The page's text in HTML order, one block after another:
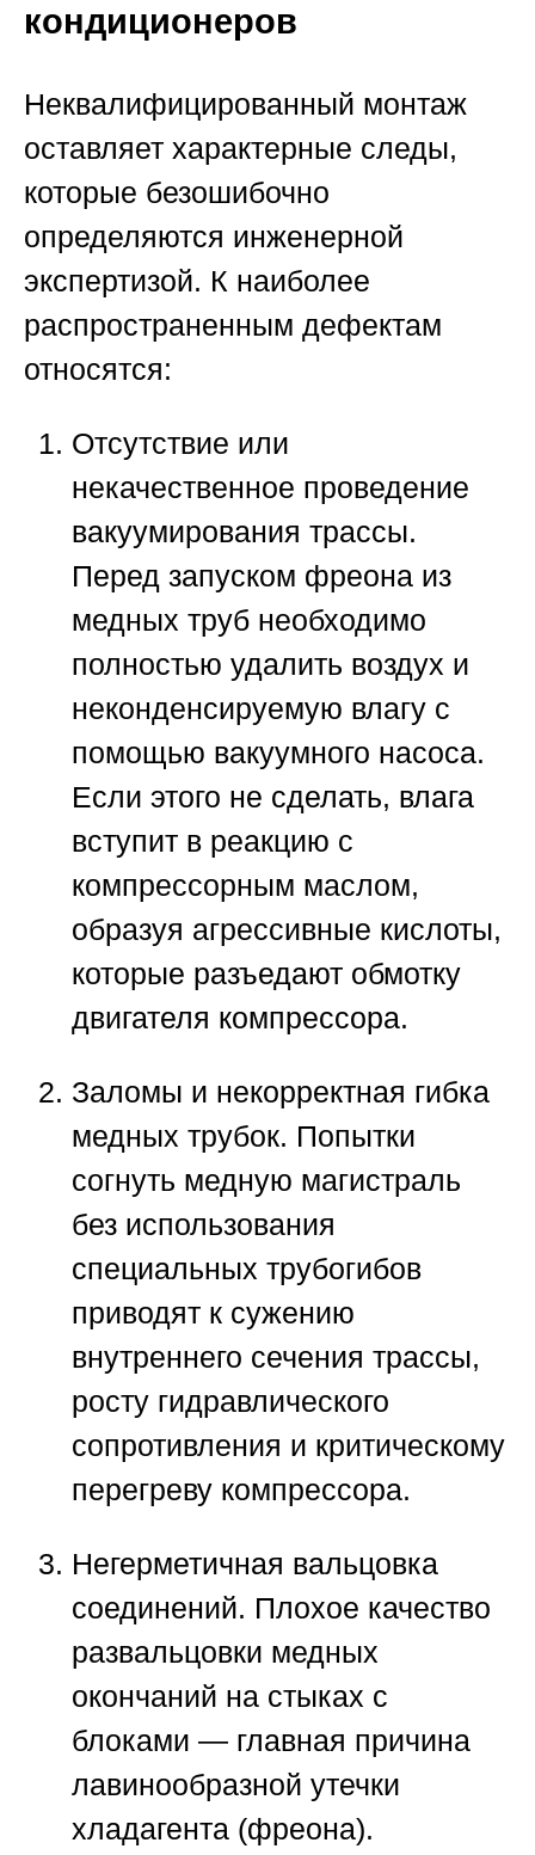
кондиционеров
Неквалифицированный монтаж
оставляет характерные следы,
которые безошибочно
определяются инженерной
экспертизой. К наиболее
распространенным дефектам
относятся:
Отсутствие или
некачественное проведение
вакуумирования трассы.
Перед запуском фреона из
медных труб необходимо
полностью удалить воздух и
неконденсируемую влагу с
помощью вакуумного насоса.
Если этого не сделать, влага
вступит в реакцию с
компрессорным маслом,
образуя агрессивные кислоты,
которые разъедают обмотку
двигателя компрессора.
Заломы и некорректная гибка
медных трубок. Попытки
согнуть медную магистраль
без использования
специальных трубогибов
приводят к сужению
внутреннего сечения трассы,
росту гидравлического
сопротивления и критическому
перегреву компрессора.
Негерметичная вальцовка
соединений. Плохое качество
развальцовки медных
окончаний на стыках с
блоками — главная причина
лавинообразной утечки
хладагента (фреона).